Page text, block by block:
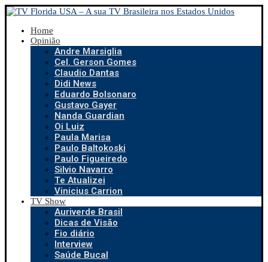
Home
Opinião
Andre Marsiglia
Cel. Gerson Gomes
Claudio Dantas
Didi News
Eduardo Bolsonaro
Gustavo Gayer
Nanda Guardian
Oi Luiz
Paula Marisa
Paulo Baltokoski
Paulo Figueiredo
Silvio Navarro
Te Atualizei
Vinicius Carrion
TV Show
Auriverde Brasil
Dicas de Visão
Fio diário
Interview
Saúde Bucal